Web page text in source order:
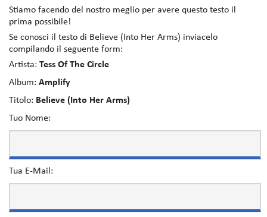
Stiamo facendo del nostro meglio per avere questo testo il
prima possibile!
Se conosci il testo di Believe (Into Her Arms) inviacelo
compilando il seguente form:
Artista: Tess Of The Circle
Album: Amplify
Titolo: Believe (Into Her Arms)
Tuo Nome:
Tua E-Mail: